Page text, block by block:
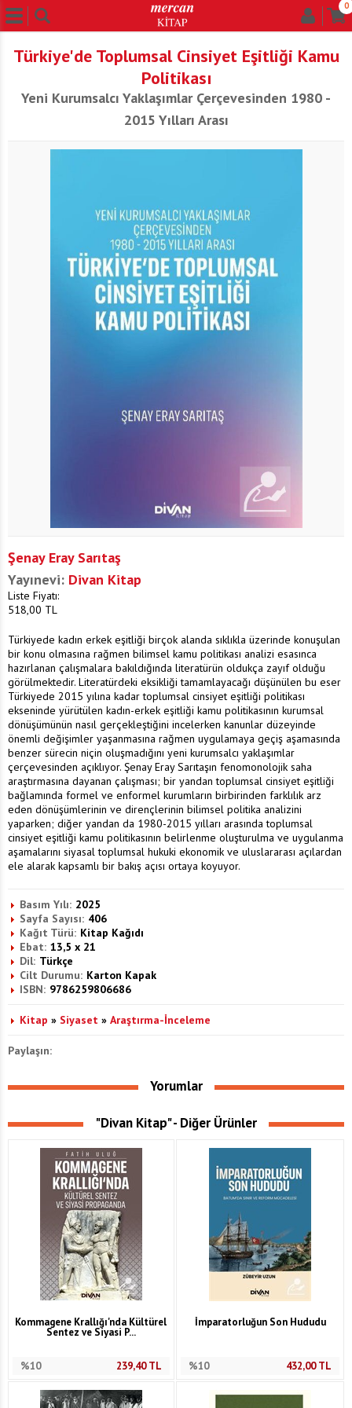
0
Türkiye'de Toplumsal Cinsiyet Eşitliği Kamu
Politikası
Yeni Kurumsalcı Yaklaşımlar Çerçevesinden 1980 -
2015 Yılları Arası
Şenay Eray Sarıtaş
Yayınevi: Divan Kitap
Liste Fiyatı:
518,00 TL
Türkiyede kadın erkek eşitliği birçok alanda sıklıkla üzerinde konuşulan
bir konu olmasına rağmen bilimsel kamu politikası analizi esasınca
hazırlanan çalışmalara bakıldığında literatürün oldukça zayıf olduğu
görülmektedir. Literatürdeki eksikliği tamamlayacağı düşünülen bu eser
Türkiyede 2015 yılına kadar toplumsal cinsiyet eşitliği politikası
ekseninde yürütülen kadın-erkek eşitliği kamu politikasının kurumsal
dönüşümünün nasıl gerçekleştiğini incelerken kanunlar düzeyinde
önemli değişimler yaşanmasına rağmen uygulamaya geçiş aşamasında
benzer sürecin niçin oluşmadığını yeni kurumsalcı yaklaşımlar
çerçevesinden açıklıyor. Şenay Eray Sarıtaşın fenomonolojik saha
araştırmasına dayanan çalışması; bir yandan toplumsal cinsiyet eşitliği
bağlamında formel ve enformel kurumların birbirinden farklılık arz
eden dönüşümlerinin ve dirençlerinin bilimsel politika analizini
yaparken; diğer yandan da 1980-2015 yılları arasında toplumsal
cinsiyet eşitliği kamu politikasının belirlenme oluşturulma ve uygulanma
aşamalarını siyasal toplumsal hukuki ekonomik ve uluslararası açılardan
ele alarak kapsamlı bir bakış açısı ortaya koyuyor.
Basım Yılı: 2025
Sayfa Sayısı: 406
Kağıt Türü: Kitap Kağıdı
Ebat: 13,5 x 21
Dil: Türkçe
Cilt Durumu: Karton Kapak
ISBN: 9786259806686
Kitap » Siyaset » Araştırma-İnceleme
Paylaşın:
Yorumlar
"Divan Kitap" - Diğer Ürünler
Kommagene Krallığı'nda Kültürel
Sentez ve Siyasi P...
%10 239,40TL
İmparatorluğun Son Hududu
%10 432,00TL